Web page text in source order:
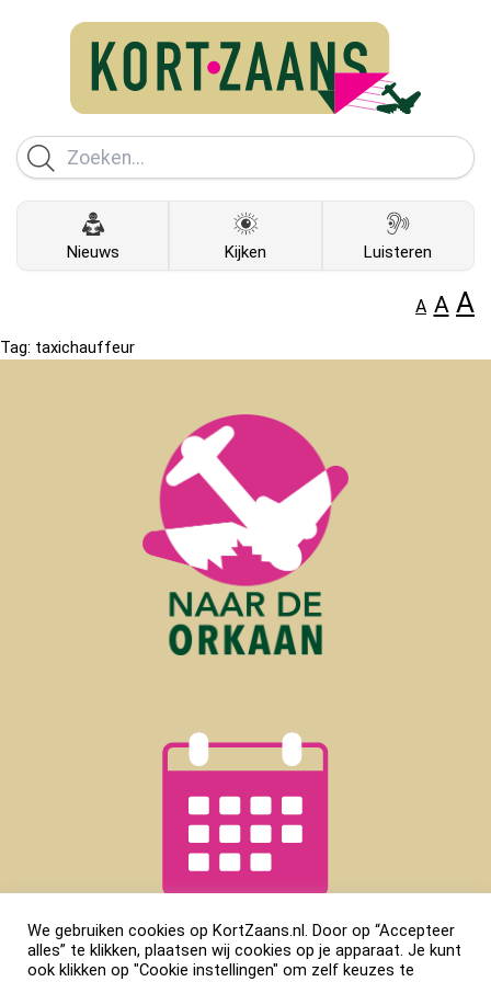
Nieuws Kijken Luisteren
A A A
Tag: taxichauffeur
We gebruiken cookies op KortZaans.nl. Door op “Accepteer
alles” te klikken, plaatsen wij cookies op je apparaat. Je kunt
ook klikken op "Cookie instellingen" om zelf keuzes te